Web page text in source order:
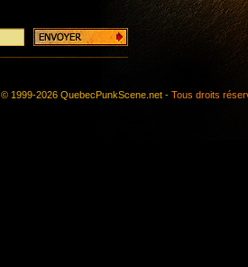
© 1999-2026 QuebecPunkScene.net - Tous droits